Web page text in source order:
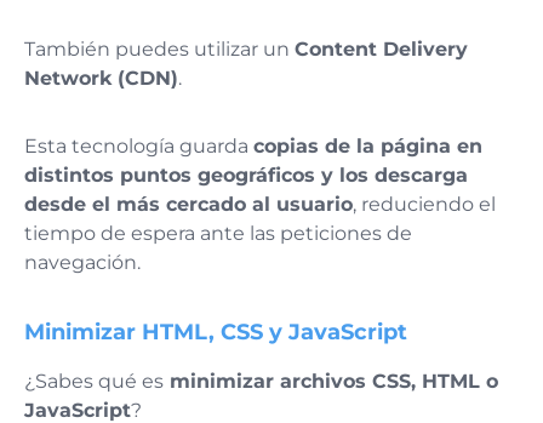
También puedes utilizar un Content Delivery
Network (CDN).
Esta tecnología guarda copias de la página en
distintos puntos geográficos y los descarga
desde el más cercado al usuario, reduciendo el
tiempo de espera ante las peticiones de
navegación.
Minimizar HTML, CSS y JavaScript
¿Sabes qué es minimizar archivos CSS, HTML o
JavaScript?